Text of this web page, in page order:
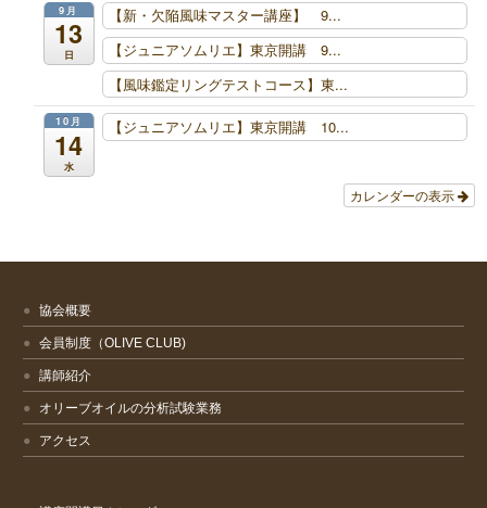
9月
13
日
【新・欠陥風味マスター講座】 9...
【ジュニアソムリエ】東京開講 9...
【風味鑑定リングテストコース】東...
10月
14
水
【ジュニアソムリエ】東京開講 10...
カレンダーの表示
協会概要
会員制度（OLIVE CLUB)
講師紹介
オリーブオイルの分析試験業務
アクセス